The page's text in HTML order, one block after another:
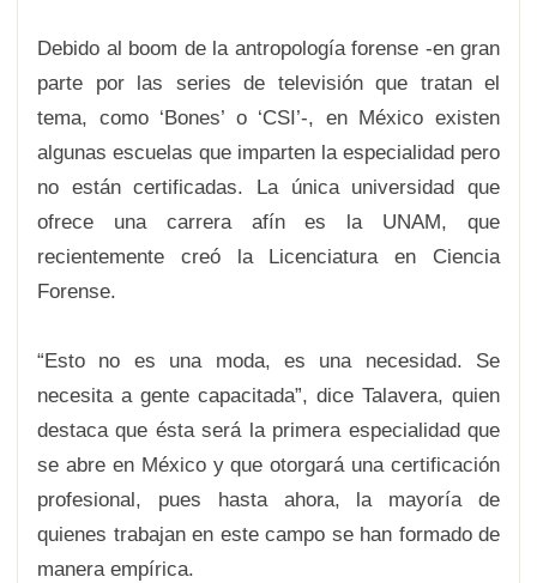
Debido al boom de la antropología forense -en gran
parte por las series de televisión que tratan el
tema, como ‘Bones’ o ‘CSI’-, en México existen
algunas escuelas que imparten la especialidad pero
no están certificadas. La única universidad que
ofrece una carrera afín es la UNAM, que
recientemente creó la Licenciatura en Ciencia
Forense.
“Esto no es una moda, es una necesidad. Se
necesita a gente capacitada”, dice Talavera, quien
destaca que ésta será la primera especialidad que
se abre en México y que otorgará una certificación
profesional, pues hasta ahora, la mayoría de
quienes trabajan en este campo se han formado de
manera empírica.